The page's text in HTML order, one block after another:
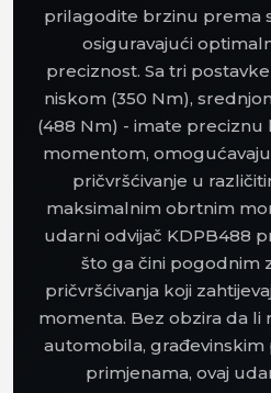
prilagodite brzinu prema
osiguravajući
preciznost. Sa tri
niskom (350 Nm),
(488 Nm) - imate
momentom,
pričvršćivanje u
maksimalnim obrtnim
udarni odvijač KDPB488
što ga čini pogodnim
pričvršćivanja koji
momenta. Bez obzira da li
automobila,
primjenama, ovaj